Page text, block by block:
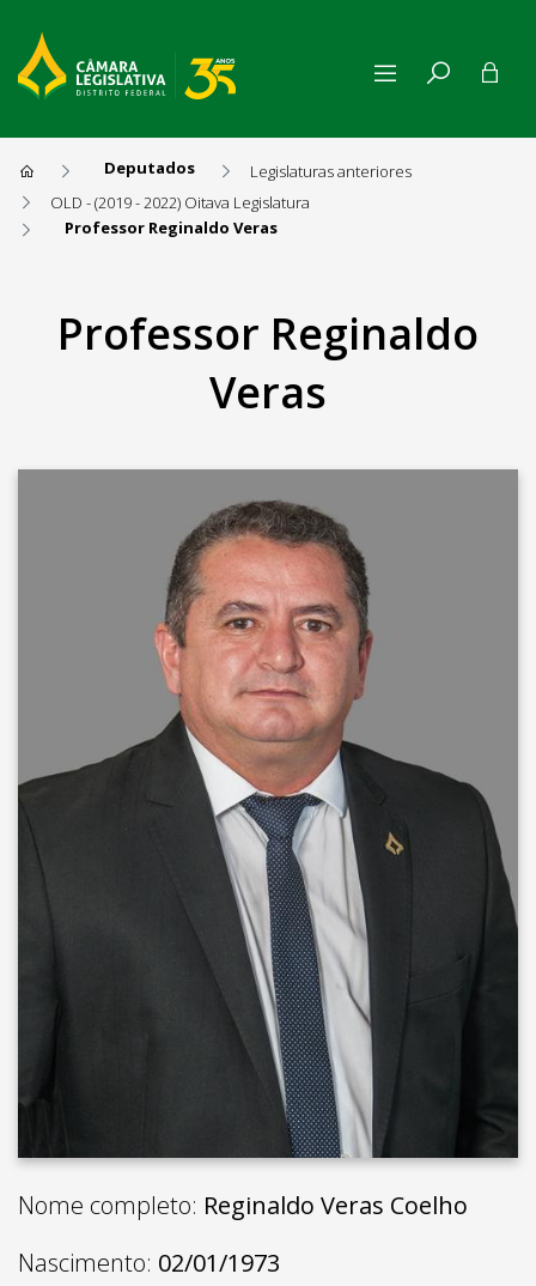
Deputados
Legislaturas anteriores
OLD - (2019 - 2022) Oitava Legislatura
Professor Reginaldo Veras
Professor Reginaldo
Veras
Nome completo: Reginaldo Veras Coelho
Nascimento: 02/01/1973